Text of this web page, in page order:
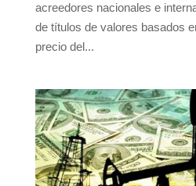
acreedores nacionales e
de títulos de valores basados
precio del...